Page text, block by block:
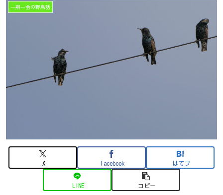
一期一会の野鳥話
X Facebook はてブ
LINE コピー